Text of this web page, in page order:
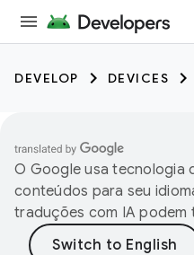
DEVELOP DEVICES
O Google usa tecnologia
conteúdos para seu
traduções com IA podem